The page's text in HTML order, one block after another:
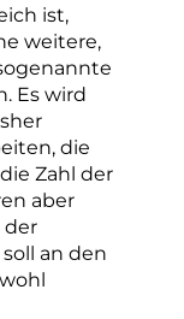
ist,
weitere,
Es wird
die
Zahl der
aber
der
an den